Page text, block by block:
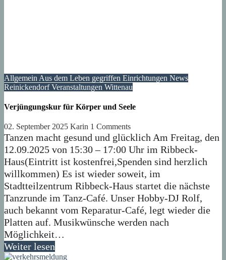
Allgemein Aus dem Leben gegriffen Einrichtungen News
ReinickendorfVeranstaltungen Wittenau
Verjüngungskur für Körper und Seele
02. September 2025 Karin 1 Comments
Tanzen macht gesund und glücklich Am Freitag, den
12.09.2025 von 15:30 – 17:00 Uhr im Ribbeck-
Haus(Eintritt ist kostenfrei,Spenden sind herzlich
willkommen) Es ist wieder soweit, im
Stadtteilzentrum Ribbeck-Haus startet die nächste
Tanzrunde im Tanz-Café. Unser Hobby-DJ Rolf,
auch bekannt vom Reparatur-Café, legt wieder die
Platten auf. Musikwünsche werden nach
Möglichkeit…
Weiter lesen